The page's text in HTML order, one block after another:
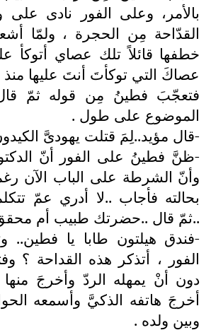
بالأمر، وعلى الفور نادى
القدّاحة مِن الحجرة ، ولمّا
خطفها قائلاً تلك عصاي أتوكأ
عصاكَ التي توكأتَ أنتَ عليها
فتعجّبَ فطينُ مِن قوله ثمّ
الموضوع على طول .
-قال مؤيد..لِمَ قتلت يهودىَّ
-ظنَّ فطينُ على الفور أنّ
وأنّ الشرطة على الباب الآن
بحالته فأجاب ..لا أدري عمّ
..ثمّ قال ..حضرتك طبيب أم
-فندق هيلتون طابا يا فطين..
الفور ، أتذكر هذه القداحة ؟
دون أنْ يمهله الردّ وأخرجَ
أخرجَ هاتفه الذكيَّ وأسمعه
وبين ولده .